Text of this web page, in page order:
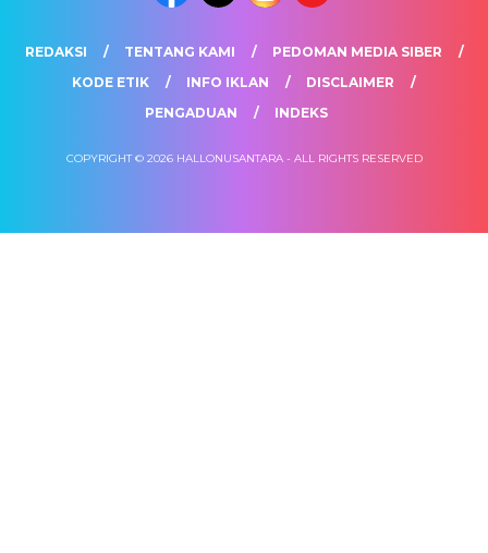
REDAKSI TENTANG KAMI
PEDOMAN MEDIA SIBER
KODE ETIK
INFO IKLAN
DISCLAIMER
PENGADUAN
INDEKS
COPYRIGHT © 2026 HALLONUSANTARA - ALL RIGHTS RESERVED